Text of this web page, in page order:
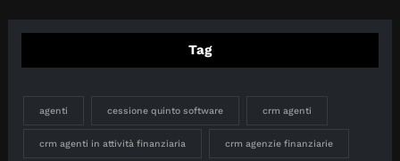
Tag
agenti cessione quinto software crm agenti
crm agenti in attività finanziaria crm agenzie finanziarie